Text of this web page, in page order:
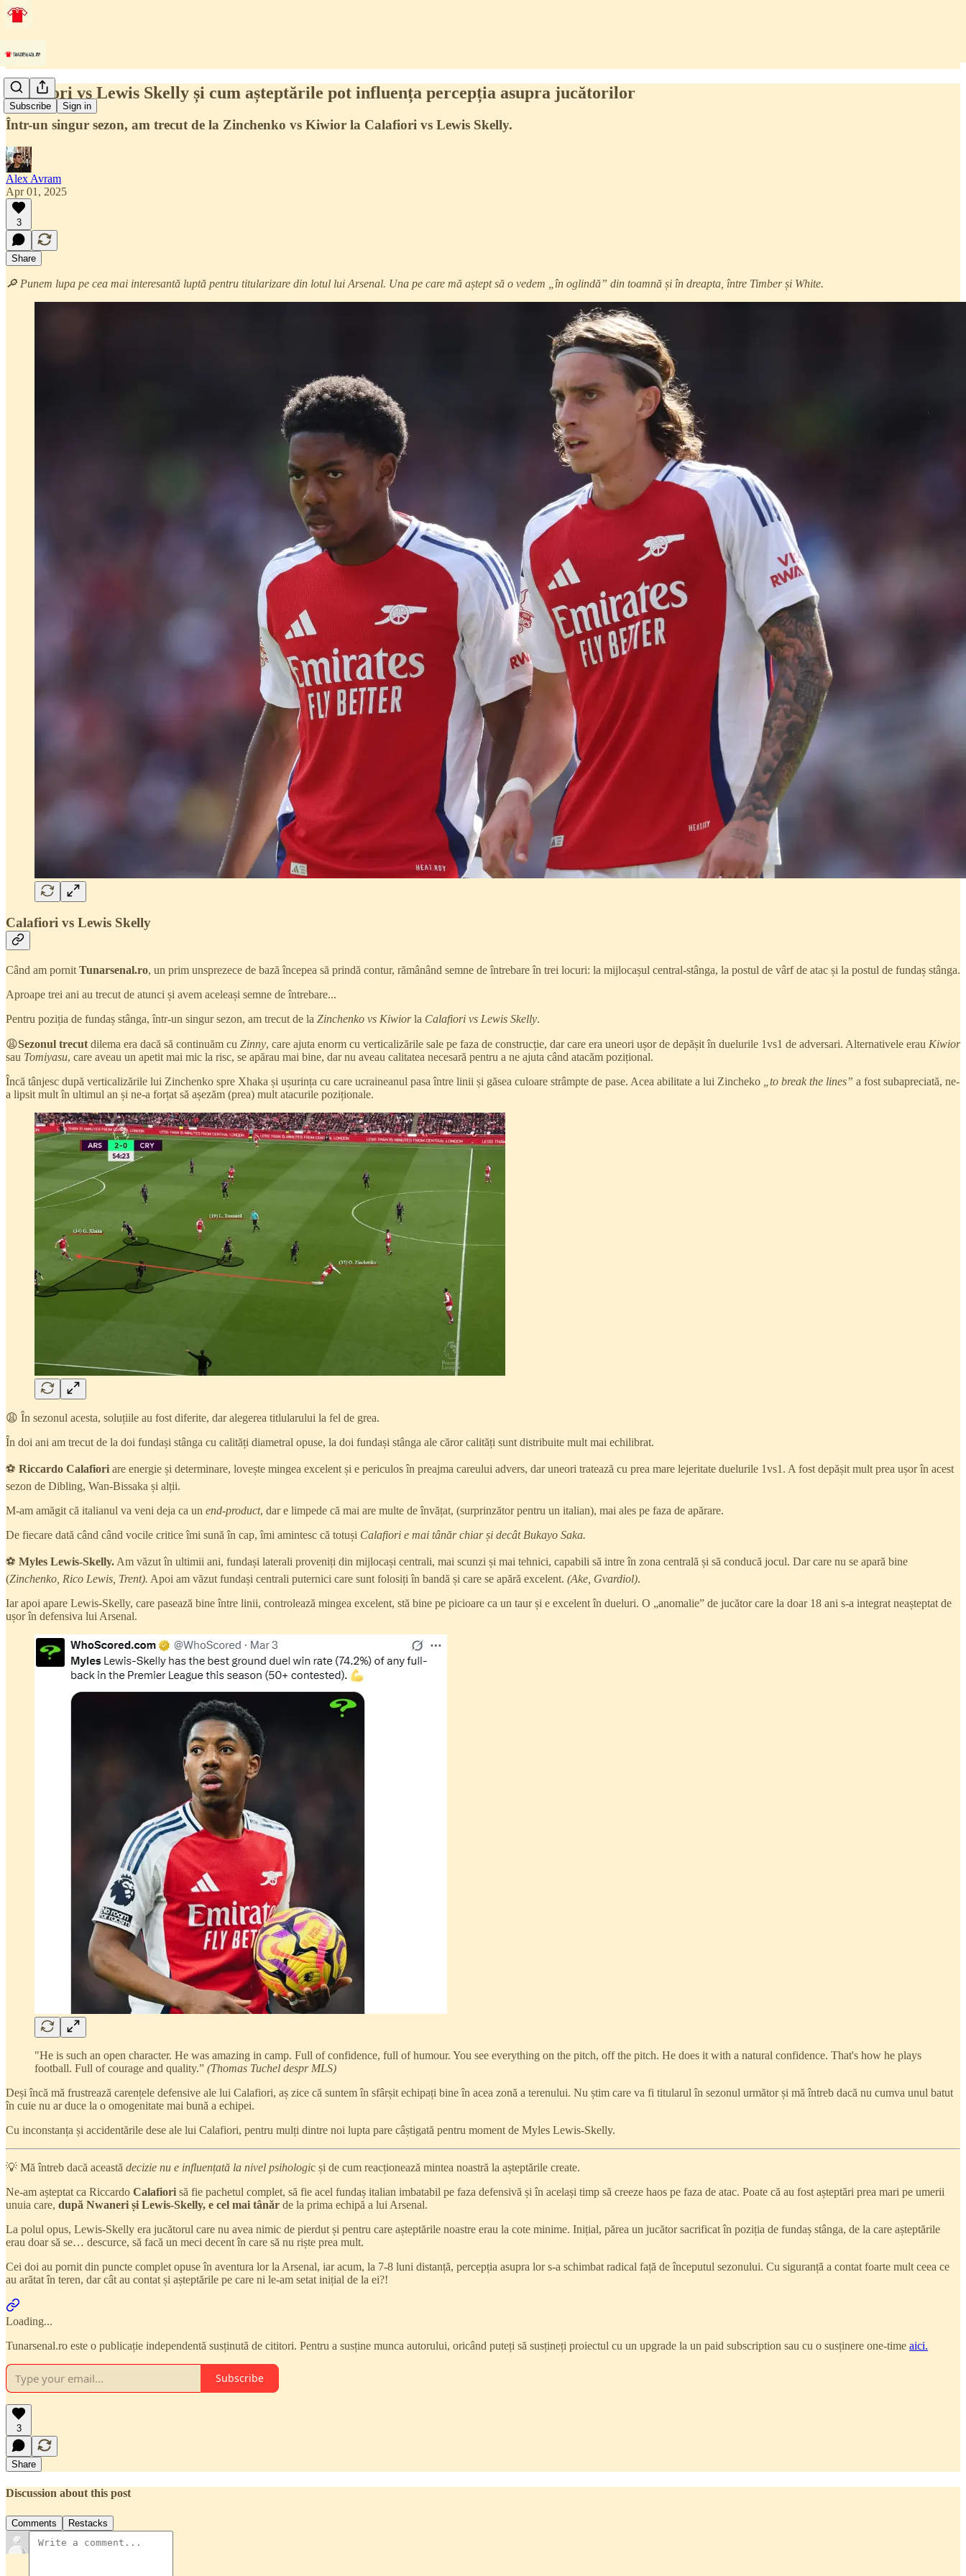
Subscribe Sign in
Calafiori vs Lewis Skelly și cum așteptările pot influența percepția asupra jucătorilor
Într-un singur sezon, am trecut de la Zinchenko vs Kiwior la Calafiori vs Lewis Skelly.
Alex Avram
Apr 01, 2025
3
Share
🔎 Punem lupa pe cea mai interesantă luptă pentru titularizare din lotul lui Arsenal. Una pe care mă aștept să o vedem „în oglindă” din toamnă și în dreapta, între Timber și White.
Calafiori vs Lewis Skelly
Când am pornit Tunarsenal.ro, un prim unsprezece de bază începea să prindă contur, rămânând semne de întrebare în trei locuri: la mijlocașul central-stânga, la postul de vârf de atac și la postul de fundaș stânga.
Aproape trei ani au trecut de atunci și avem aceleași semne de întrebare...
Pentru poziția de fundaș stânga, într-un singur sezon, am trecut de la Zinchenko vs Kiwiorla Calafiori vs Lewis Skelly.
😩Sezonul trecut dilema era dacă să continuăm cu Zinny, care ajuta enorm cu verticalizările sale pe faza de construcție, dar care era uneori ușor de depășit în duelurile 1vs1 de adversari. Alternativele erau Kiwior
sau Tomiyasu, care aveau un apetit mai mic la risc, se apărau mai bine, dar nu aveau calitatea necesară pentru a ne ajuta când atacăm pozițional.
Încă tânjesc după verticalizările lui Zinchenko spre Xhaka și ușurința cu care ucraineanul pasa între linii și găsea culoare strâmpte de pase. Acea abilitate a lui Zincheko „to break the lines” a fost subapreciată, ne-
a lipsit mult în ultimul an și ne-a forțat să așezăm (prea) mult atacurile poziționale.
😩 În sezonul acesta, soluțiile au fost diferite, dar alegerea titlularului la fel de grea.
În doi ani am trecut de la doi fundași stânga cu calități diametral opuse, la doi fundași stânga ale căror calități sunt distribuite mult mai echilibrat.
⚽ Riccardo Calafiori are energie și determinare, lovește mingea excelent și e periculos în preajma careului advers, dar uneori tratează cu prea mare lejeritate duelurile 1vs1. A fost depășit mult prea ușor în acest
sezon de Dibling, Wan-Bissaka și alții.
M-am amăgit că italianul va veni deja ca un end-product, dar e limpede că mai are multe de învățat, (surprinzător pentru un italian), mai ales pe faza de apărare.
De fiecare dată când când vocile critice îmi sună în cap, îmi amintesc că totuși Calafiori e mai tânăr chiar și decât Bukayo Saka.
⚽ Myles Lewis-Skelly. Am văzut în ultimii ani, fundași laterali proveniți din mijlocași centrali, mai scunzi și mai tehnici, capabili să intre în zona centrală și să conducă jocul. Dar care nu se apară bine
(Zinchenko, Rico Lewis, Trent). Apoi am văzut fundași centrali puternici care sunt folosiți în bandă și care se apără excelent. (Ake, Gvardiol).
Iar apoi apare Lewis-Skelly, care pasează bine între linii, controlează mingea excelent, stă bine pe picioare ca un taur și e excelent în dueluri. O „anomalie” de jucător care la doar 18 ani s-a integrat neașteptat de
ușor în defensiva lui Arsenal.
"He is such an open character. He was amazing in camp. Full of confidence, full of humour. You see everything on the pitch, off the pitch. He does it with a natural confidence. That's how he plays
football. Full of courage and quality.” (Thomas Tuchel despr MLS)
Deși încă mă frustrează carențele defensive ale lui Calafiori, aș zice că suntem în sfârșit echipați bine în acea zonă a terenului. Nu știm care va fi titularul în sezonul următor și mă întreb dacă nu cumva unul batut
în cuie nu ar duce la o omogenitate mai bună a echipei.
Cu inconstanța și accidentările dese ale lui Calafiori, pentru mulți dintre noi lupta pare câștigată pentru moment de Myles Lewis-Skelly.
💡 Mă întreb dacă această decizie nu e influențată la nivel psihologic și de cum reacționează mintea noastră la așteptările create.
Ne-am așteptat ca Riccardo Calafiori să fie pachetul complet, să fie acel fundaș italian imbatabil pe faza defensivă și în același timp să creeze haos pe faza de atac. Poate că au fost așteptări prea mari pe umerii
unuia care, după Nwaneri și Lewis-Skelly, e cel mai tânăr de la prima echipă a lui Arsenal.
La polul opus, Lewis-Skelly era jucătorul care nu avea nimic de pierdut și pentru care așteptările noastre erau la cote minime. Inițial, părea un jucător sacrificat în poziția de fundaș stânga, de la care așteptările
erau doar să se… descurce, să facă un meci decent în care să nu riște prea mult.
Cei doi au pornit din puncte complet opuse în aventura lor la Arsenal, iar acum, la 7-8 luni distanță, percepția asupra lor s-a schimbat radical față de începutul sezonului. Cu siguranță a contat foarte mult ceea ce
au arătat în teren, dar cât au contat și așteptările pe care ni le-am setat inițial de la ei?!
Loading...
Tunarsenal.ro este o publicație independentă susținută de cititori. Pentru a susține munca autorului, oricând puteți să susțineți proiectul cu un upgrade la un paid subscription sau cu o susținere one-time aici.
Subscribe
3
Share
Discussion about this post
Comments Restacks